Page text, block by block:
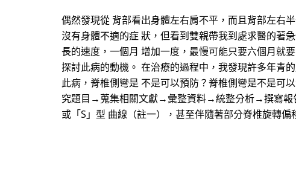
偶然發現從 背部看出身體左右肩不平，而且背部左右
沒有身體不適的症 狀，但看到雙親帶我到處求醫的著
長的速度，一個月 增加一度，最慢可能只要六個月就
探討此病的動機。 在治療的過程中，我發現許多年青
此病，脊椎側彎是 不是可以預防？脊椎側彎是不是可
究題目→蒐集相關文獻→彙整資料→統整分析→撰寫報
或「S」型 曲線（註一），甚至伴隨著部分脊椎旋轉